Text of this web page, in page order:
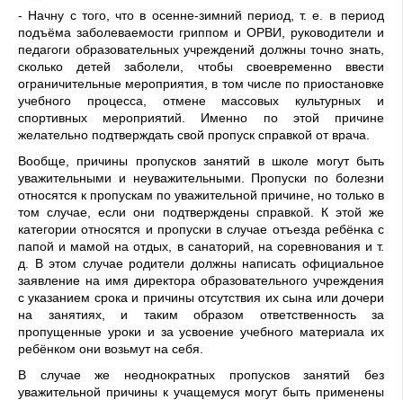
- Начну с того, что в осенне-зимний период, т. е. в период
подъёма заболеваемости гриппом и ОРВИ, руководители и
педагоги образовательных учреждений должны точно знать,
сколько детей заболели, чтобы своевременно ввести
ограничительные мероприятия, в том числе по приостановке
учебного процесса, отмене массовых культурных и
спортивных мероприятий. Именно по этой причине
желательно подтверждать свой пропуск справкой от врача.
Вообще, причины пропусков занятий в школе могут быть
уважительными и неуважительными. Пропуски по болезни
относятся к пропускам по уважительной причине, но только в
том случае, если они подтверждены справкой. К этой же
категории относятся и пропуски в случае отъезда ребёнка с
папой и мамой на отдых, в санаторий, на соревнования и т.
д. В этом случае родители должны написать официальное
заявление на имя директора образовательного учреждения
с указанием срока и причины отсутствия их сына или дочери
на занятиях, и таким образом ответственность за
пропущенные уроки и за усвоение учебного материала их
ребёнком они возьмут на себя.
В случае же неоднократных пропусков занятий без
уважительной причины к учащемуся могут быть применены